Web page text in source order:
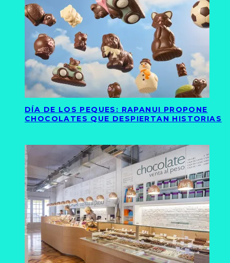
DÍA DE LOS PEQUES: RAPANUI PROPONE
CHOCOLATES QUE DESPIERTAN HISTORIAS